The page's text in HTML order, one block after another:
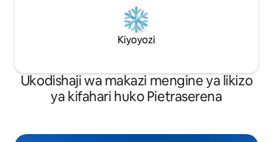
Kiyoyozi
Ukodishaji wa makazi mengine ya likizo
ya kifahari huko Pietraserena